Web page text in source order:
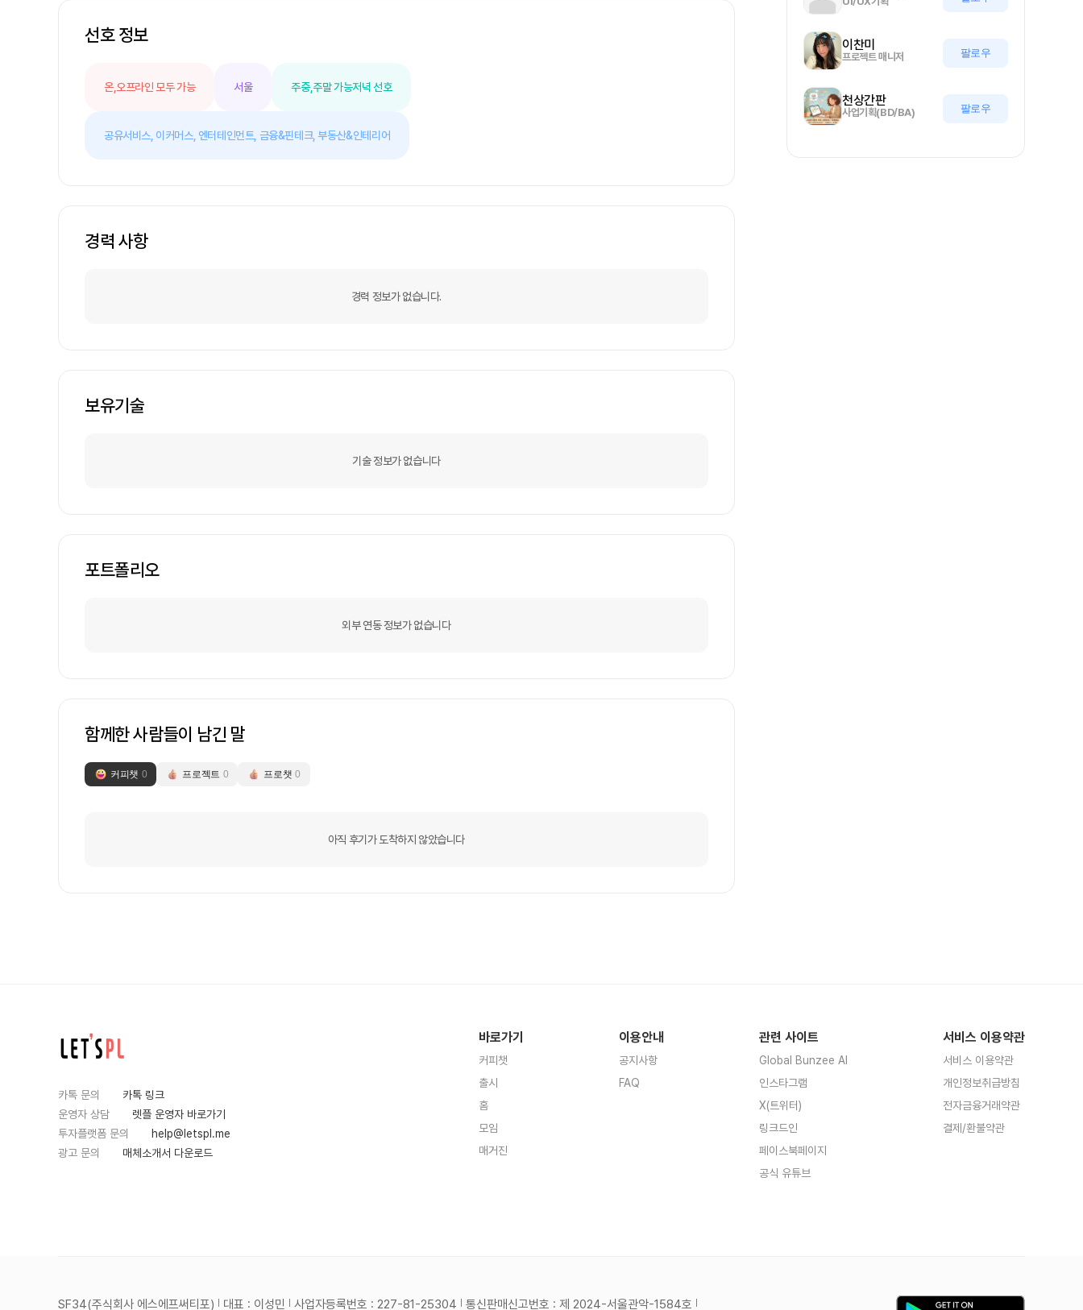
선호 정보
온,오프라인 모두 가능 서울 주중,주말 가능저녁 선호
공유서비스, 이커머스, 엔터테인먼트, 금융&핀테크,부동산&인테리어
경력 사항
경력 정보가 없습니다.
보유기술
기술 정보가 없습니다
포트폴리오
외부 연동 정보가 없습니다
함께한 사람들이 남긴 말
커피챗 0 프로젝트 0 프로챗 0
아직 후기가 도착하지 않았습니다
이찬미
프로젝트 매니저 팔로우
천상간판
사업기획(BD/BA) 팔로우
카톡 문의
카톡 링크
운영자 상담
렛플 운영자 바로가기
투자플랫폼 문의
help@letspl.me
광고 문의
매체소개서 다운로드
바로가기
커피챗
출시
홈
모임
매거진
이용안내
공지사항
FAQ
관련 사이트
Global Bunzee AI
인스타그램
X(트위터)
링크드인
페이스북페이지
공식 유튜브
서비스 이용약관
서비스 이용약관
개인정보취급방침
전자금융거래약관
결제/환불약관
SF34(주식회사 에스에프써티포) 대표 : 이성민 사업자등록번호 : 227-81-25304 통신판매신고번호 : 제 2024-서울관악-1584호